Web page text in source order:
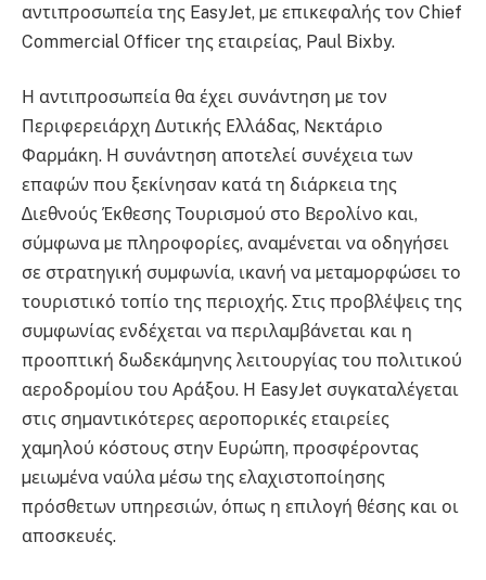
αντιπροσωπεία της EasyJet, µε επικεφαλής τον Chief
Commercial Officer της εταιρείας, Paul Bixby.
Η αντιπροσωπεία θα έχει συνάντηση µε τον
Περιφερειάρχη ∆υτικής Ελλάδας, Νεκτάριο
Φαρµάκη. Η συνάντηση αποτελεί συνέχεια των
επαφών που ξεκίνησαν κατά τη διάρκεια της
∆ιεθνούς Έκθεσης Τουρισµού στο Βερολίνο και,
σύµφωνα µε πληροφορίες, αναµένεται να οδηγήσει
σε στρατηγική συµφωνία, ικανή να µεταµορφώσει το
τουριστικό τοπίο της περιοχής. Στις προβλέψεις της
συµφωνίας ενδέχεται να περιλαµβάνεται και η
προοπτική δωδεκάµηνης λειτουργίας του πολιτικού
αεροδροµίου του Αράξου. Η EasyJet συγκαταλέγεται
στις σηµαντικότερες αεροπορικές εταιρείες
χαµηλού κόστους στην Ευρώπη, προσφέροντας
µειωµένα ναύλα µέσω της ελαχιστοποίησης
πρόσθετων υπηρεσιών, όπως η επιλογή θέσης και οι
αποσκευές.